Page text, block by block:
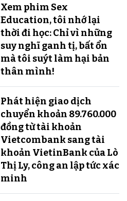
Xem phim Sex
Education, tôi nhớ lại
thời đi học: Chỉ vì những
suy nghĩ ganh tị, bất ổn
mà tôi suýt làm hại bản
thân mình!
Phát hiện giao dịch
chuyển khoản 89.760.000
đồng từ tài khoản
Vietcombank sang tài
khoản VietinBank của Lò
Thị Ly, công an lập tức xác
minh